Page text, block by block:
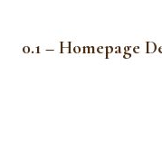
0.1 – Homepage